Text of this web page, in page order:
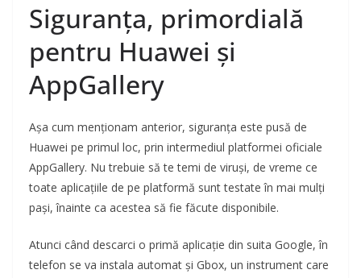
Siguranța, primordială
pentru Huawei și
AppGallery
Așa cum menționam anterior, siguranța este pusă de
Huawei pe primul loc, prin intermediul platformei oficiale
AppGallery. Nu trebuie să te temi de viruși, de vreme ce
toate aplicațiile de pe platformă sunt testate în mai mulți
pași, înainte ca acestea să fie făcute disponibile.
Atunci când descarci o primă aplicație din suita Google, în
telefon se va instala automat și Gbox, un instrument care